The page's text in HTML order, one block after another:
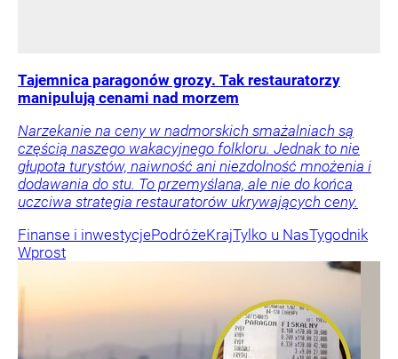
Tajemnica paragonów grozy. Tak restauratorzy
manipulują cenami nad morzem
Narzekanie na ceny w nadmorskich smażalniach są
częścią naszego wakacyjnego folkloru. Jednak to nie
głupota turystów, naiwność ani niezdolność mnożenia i
dodawania do stu. To przemyślana, ale nie do końca
uczciwa strategia restauratorów ukrywających ceny.
Finanse i inwestycjePodróżeKrajTylko u NasTygodnik
Wprost